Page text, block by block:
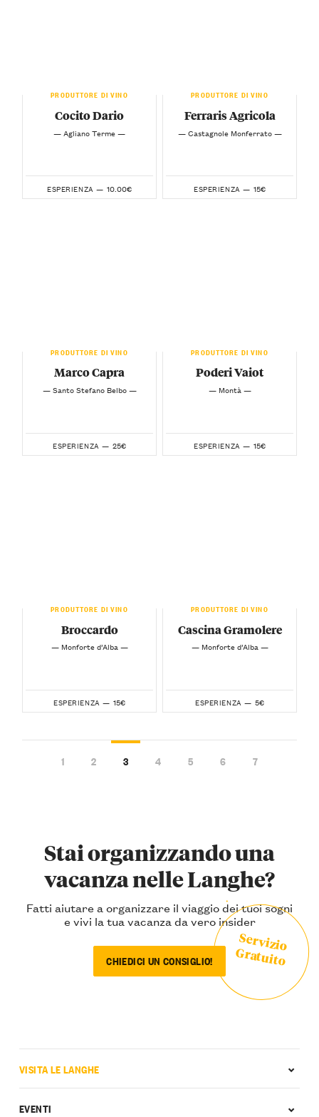
PRODUTTORE DI VINO
Cocito Dario
— Agliano Terme —
ESPERIENZA — 10.00€
PRODUTTORE DI VINO
Ferraris Agricola
— Castagnole Monferrato —
ESPERIENZA — 15€
PRODUTTORE DI VINO
Marco Capra
— Santo Stefano Belbo —
ESPERIENZA — 25€
PRODUTTORE DI VINO
Poderi Vaiot
— Montà —
ESPERIENZA — 15€
PRODUTTORE DI VINO
Broccardo
— Monforte d’Alba —
ESPERIENZA — 15€
PRODUTTORE DI VINO
Cascina Gramolere
— Monforte d’Alba —
ESPERIENZA — 5€
1 2 3 4 5 6 7
Stai organizzando una
vacanza nelle Langhe?
Fatti aiutare a organizzare il viaggio dei tuoi sogni
e vivi la tua vacanza da vero insider
CHIEDICI UN CONSIGLIO!
Servizio
Gratuito
VISITA LE LANGHE
EVENTI